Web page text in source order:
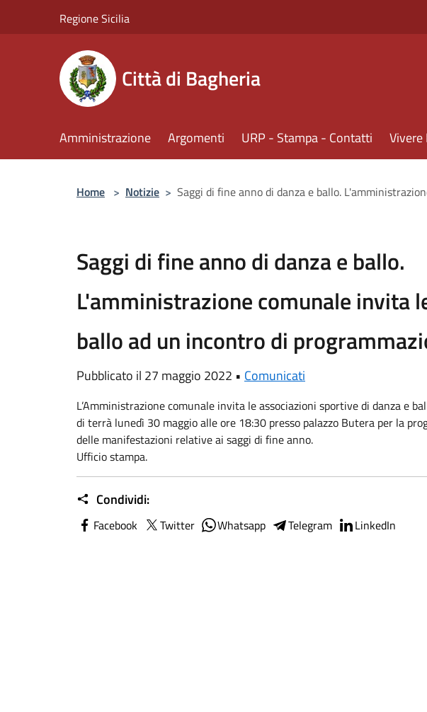
Regione Sicilia
Città di Bagheria
Amministrazione Argomenti URP - Stampa - Contatti Vivere
Home > Notizie > Saggi di fine anno di danza e ballo.
Saggi di fine anno di danza e ballo.
L'amministrazione comunale invita
ballo ad un incontro di
Pubblicato il 27 maggio 2022 • Comunicati
L’Amministrazione comunale invita le associazioni sportive di danza e
di terrà lunedì 30 maggio alle ore 18:30 presso palazzo Butera per la
delle manifestazioni relative ai saggi di fine anno.
Ufficio stampa.
Condividi:
Facebook Twitter Whatsapp Telegram LinkedIn